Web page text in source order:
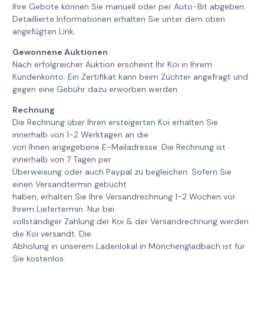
Ihre Gebote können Sie manuell oder per Auto-Bit abgeben.
Detaillierte Informationen erhalten Sie unter dem oben
angefügten Link.
Gewonnene Auktionen
Nach erfolgreicher Auktion erscheint Ihr Koi in Ihrem
Kundenkonto. Ein Zertifikat kann beim Züchter angefragt und
gegen eine Gebühr dazu erworben werden.
Rechnung
Die Rechnung über Ihren ersteigerten Koi erhalten Sie
innerhalb von 1-2 Werktagen an die
von Ihnen angegebene E-Mailadresse. Die Rechnung ist
innerhalb von 7 Tagen per
Überweisung oder auch Paypal zu begleichen. Sofern Sie
einen Versandtermin gebucht
haben, erhalten Sie Ihre Versandrechnung 1-2 Wochen vor
Ihrem Liefertermin. Nur bei
vollständiger Zahlung der Koi & der Versandrechnung werden
die Koi versandt. Die
Abholung in unserem Ladenlokal in Mönchengladbach ist für
Sie kostenlos.